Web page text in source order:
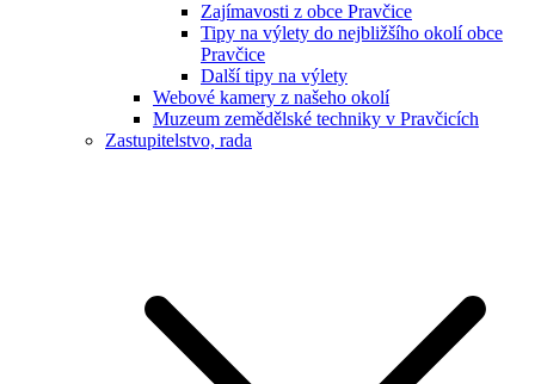
Zajímavosti z obce Pravčice
Tipy na výlety do nejbližšího okolí obce
Pravčice
Další tipy na výlety
Webové kamery z našeho okolí
Muzeum zemědělské techniky v Pravčicích
Zastupitelstvo, rada